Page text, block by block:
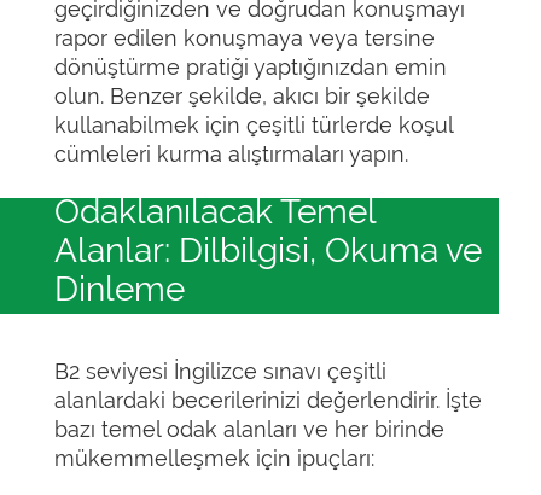
geçirdiğinizden ve doğrudan konuşmayı
rapor edilen konuşmaya veya tersine
dönüştürme pratiği yaptığınızdan emin
olun. Benzer şekilde, akıcı bir şekilde
kullanabilmek için çeşitli türlerde koşul
cümleleri kurma alıştırmaları yapın.
Odaklanılacak Temel
Alanlar: Dilbilgisi, Okuma ve
Dinleme
B2 seviyesi İngilizce sınavı çeşitli
alanlardaki becerilerinizi değerlendirir. İşte
bazı temel odak alanları ve her birinde
mükemmelleşmek için ipuçları: